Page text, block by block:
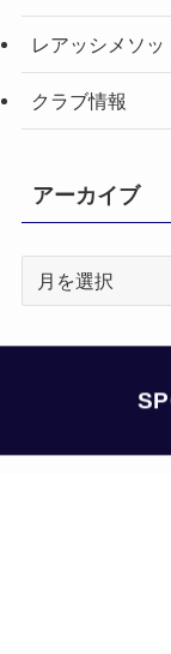
レアッシメソッ
クラブ情報
アーカイブ